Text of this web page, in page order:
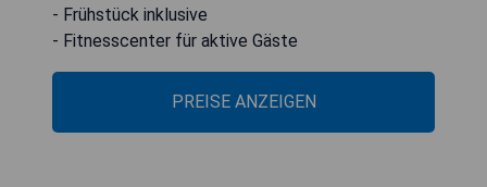
- Frühstück inklusive
- Fitnesscenter für aktive Gäste
PREISE ANZEIGEN